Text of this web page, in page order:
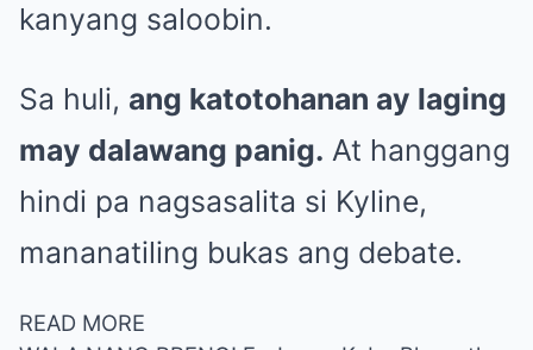
kanyang saloobin.
Sa huli, ang katotohanan ay laging
may dalawang panig. At hanggang
hindi pa nagsasalita si Kyline,
mananatiling bukas ang debate.
READ MORE